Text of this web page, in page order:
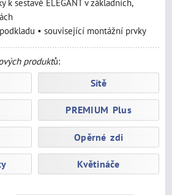
k sestavě ELEGANT v základních,
• související montážní prvky
produktů:
Sítě
PREMIUM Plus
Opěrné zdi
Květináče